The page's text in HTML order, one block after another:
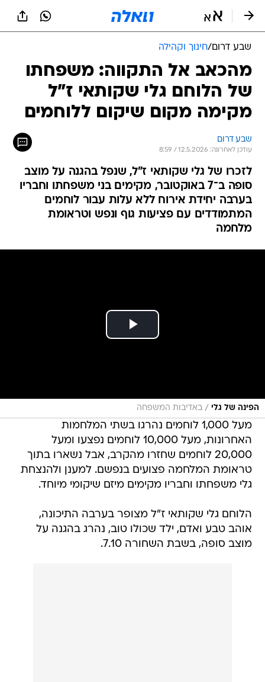
שבע דרום/חינוך וקהילה
מהכאב אל התקווה: משפחתו
של הלוחם גלי שקותאי ז"ל
מקימה מקום שיקום ללוחמים
שבע דרום
עודכן לאחרונה: 12.5.2026 / 8:59
לזכרו של גלי שקותאי ז"ל, שנפל בהגנה על מוצב
סופה ב־7 באוקטובר, מקימים בני משפחתו וחבריו
בערבה יחידת אירוח ללא עלות עבור לוחמים
המתמודדים עם פציעות גוף ונפש וטראומת
מלחמה
הפינה של גלי / באדיבות המשפחה
מעל 1,000 לוחמים נהרגו בשתי המלחמות
האחרונות, מעל 10,000 לוחמים נפצעו ומעל
20,000 לוחמים שחזרו מהקרב, אבל נשארו בתוך
טראומת המלחמה פצועים בנפשם. למענן ולהנצחת
גלי משפחתו וחבריו מקימים מיזם שיקומי מיוחד.
הלוחם גלי שקותאי ז"ל מצופר בערבה התיכונה,
אוהב טבע ואדם, ילד שכולו טוב, נהרג בהגנה על
מוצב סופה, בשבת השחורה 7.10.